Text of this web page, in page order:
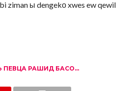
ziman ы dengekо xwes ew qewil
ПЕВЦА РАШИД БАСО...